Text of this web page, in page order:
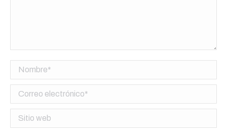
Nombre *
Correo electrónico *
Sitio web